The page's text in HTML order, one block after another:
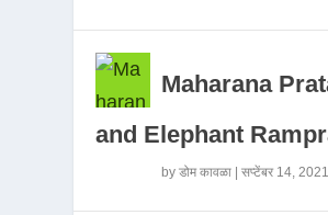
Maharana
and Elephant
byडोम कावळा |सप्टेंबर 14, 2021